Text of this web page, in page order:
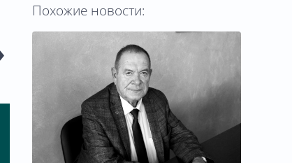
Похожие новости: